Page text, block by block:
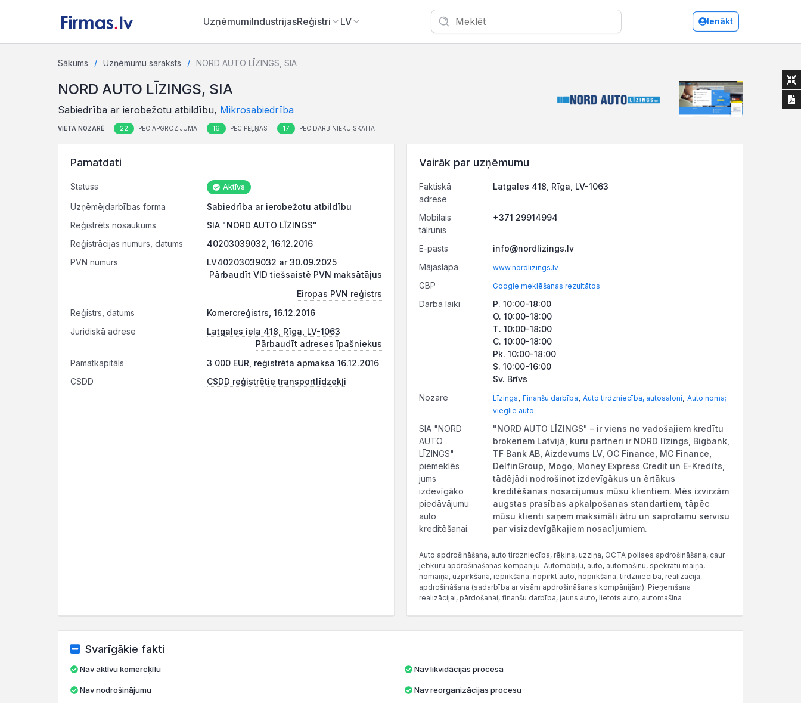
UzņēmumiIndustrijasReģistri LV Ienākt
Sākums Uzņēmumu saraksts NORD AUTO LĪZINGS, SIA
NORD AUTO LĪZINGS, SIA
Sabiedrība ar ierobežotu atbildību, Mikrosabiedrība
VIETA NOZARĒ 22 PĒC APGROZĪJUMA 16 PĒC PEĻŅAS 17 PĒC DARBINIEKU SKAITA
Pamatdati
Statuss Aktīvs
Uzņēmējdarbības forma
Sabiedrība ar ierobežotu atbildību
Reģistrēts nosaukums
SIA "NORD AUTO LĪZINGS"
Reģistrācijas numurs, datums
40203039032, 16.12.2016
PVN numurs
LV40203039032 ar 30.09.2025
Pārbaudīt VID tiešsaistē PVN maksātājus
Eiropas PVN reģistrs
Reģistrs, datums
Komercreģistrs, 16.12.2016
Juridiskā adrese
Latgales iela 418, Rīga, LV-1063
Pārbaudīt adreses īpašniekus
Pamatkapitāls
3 000 EUR, reģistrēta apmaksa 16.12.2016
CSDD
CSDD reģistrētie transportlīdzekļi
Vairāk par uzņēmumu
Faktiskā
adrese
Latgales 418, Rīga, LV-1063
Mobilais
tālrunis
+371 29914994
E-pasts
info@nordlizings.lv
Mājaslapa
www.nordlizings.lv
GBP Google meklēšanas rezultātos
Darba laiki
P. 10:00-18:00
O. 10:00-18:00
T. 10:00-18:00
C. 10:00-18:00
Pk. 10:00-18:00
S. 10:00-16:00
Sv. Brīvs
Nozare
Līzings Finanšu darbība Auto tirdzniecība, autosaloni Auto noma;
vieglie auto
SIA "NORD
AUTO
LĪZINGS"
piemeklēs
jums
izdevīgāko
piedāvājumu
auto
kreditēšanai.
"NORD AUTO LĪZINGS" – ir viens no vadošajiem kredītu
brokeriem Latvijā, kuru partneri ir NORD līzings, Bigbank,
TF Bank AB, Aizdevums LV, OC Finance, MC Finance,
DelfinGroup, Mogo, Money Express Credit un E-Kredīts,
tādējādi nodrošinot izdevīgākus un ērtākus
kreditēšanas nosacījumus mūsu klientiem. Mēs izvirzām
augstas prasības apkalpošanas standartiem, tāpēc
mūsu klienti saņem maksimāli ātru un saprotamu servisu
par visizdevīgākajiem nosacījumiem.
Auto apdrošināšana, auto tirdzniecība, rēķins, uzziņa, OCTA polises apdrošināšana, caur
jebkuru apdrošināšanas kompāniju. Automobiļu, auto, automašīnu, spēkratu maiņa,
nomaiņa, uzpirkšana, iepirkšana, nopirkt auto, nopirkšana, tirdzniecība, realizācija,
apdrošināšana (sadarbība ar visām apdrošināšanas kompānijām). Pieņemšana
realizācijai, pārdošanai, finanšu darbība, jauns auto, lietots auto, automašīna
Svarīgākie fakti
Nav aktīvu komercķīlu
Nav nodrošinājumu
Nav likvidācijas procesa
Nav reorganizācijas procesu